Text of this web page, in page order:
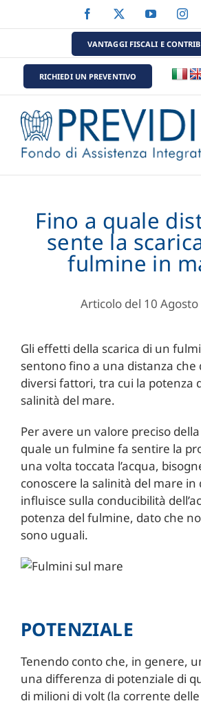
al
Facebook YouTube
VANTAGGI FISCALI E
RICHIEDI UN PREVENTIVO
Fino a quale
sente la
fulmine in
Articolo del 10 Agosto
Gli effetti della scarica di un
sentono fino a una distanza che
diversi fattori, tra cui la potenza
salinità del mare.
Per avere un valore preciso
quale un fulmine fa sentire la
una volta toccata l’acqua,
conoscere la salinità del mare
influisce sulla conducibilità
potenza del fulmine, dato che
sono uguali.
POTENZIALE
Tenendo conto che, in genere,
una differenza di potenziale di
di milioni di volt (la corrente